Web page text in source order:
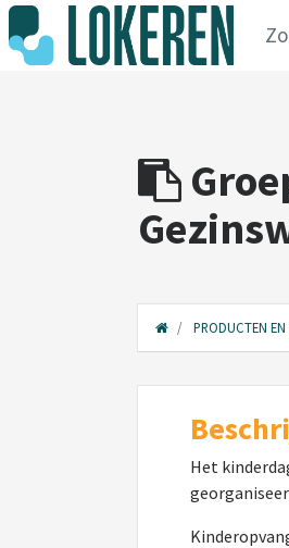
PRODUCTEN EN
Het